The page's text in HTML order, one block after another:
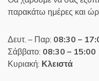
παρακάτω ημέρες και
Δευτ. – Παρ: 08:30 –
Σάββατο: 08:30 – 15:00
Κυριακή: Κλειστά